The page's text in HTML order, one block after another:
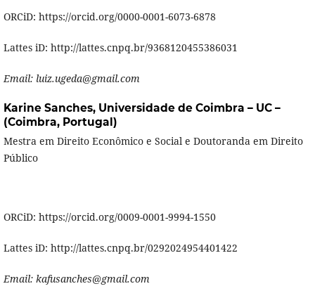
ORCiD: https://orcid.org/0000-0001-6073-6878
Lattes iD: http://lattes.cnpq.br/9368120455386031
Email: luiz.ugeda@gmail.com
Karine Sanches, Universidade de Coimbra – UC –
(Coimbra, Portugal)
Mestra em Direito Econômico e Social e Doutoranda em Direito
Público
ORCiD: https://orcid.org/0009-0001-9994-1550
Lattes iD: http://lattes.cnpq.br/0292024954401422
Email: kafusanches@gmail.com